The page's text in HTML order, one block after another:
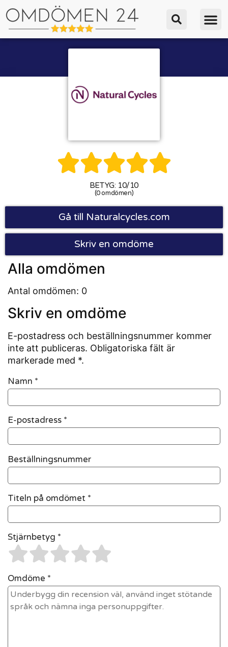

BETYG: 10/10
(0 omdömen)
Gå till Naturalcycles.com
Skriv en omdöme
Alla omdömen
Antal omdömen: 0
Skriv en omdöme
E-postadress och beställningsnummer kommer
inte att publiceras. Obligatoriska fält är
markerade med *.
Namn *
E-postadress *
Beställningsnummer
Titeln på omdömet *
Stjärnbetyg *
Omdöme *